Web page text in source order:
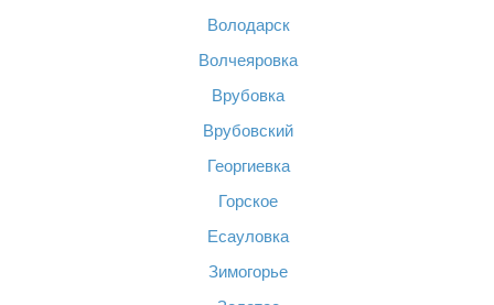
Володарск
Волчеяровка
Врубовка
Врубовский
Георгиевка
Горское
Есауловка
Зимогорье